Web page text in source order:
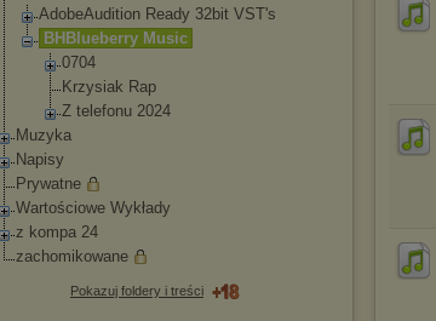
AdobeAudition Ready 32bit VST's
BHBlueberry Music
0704
Krzysiak Rap
Z telefonu 2024
Muzyka
Napisy
Prywatne
Wartościowe Wykłady
z kompa 24
zachomikowane
Pokazuj foldery i treści